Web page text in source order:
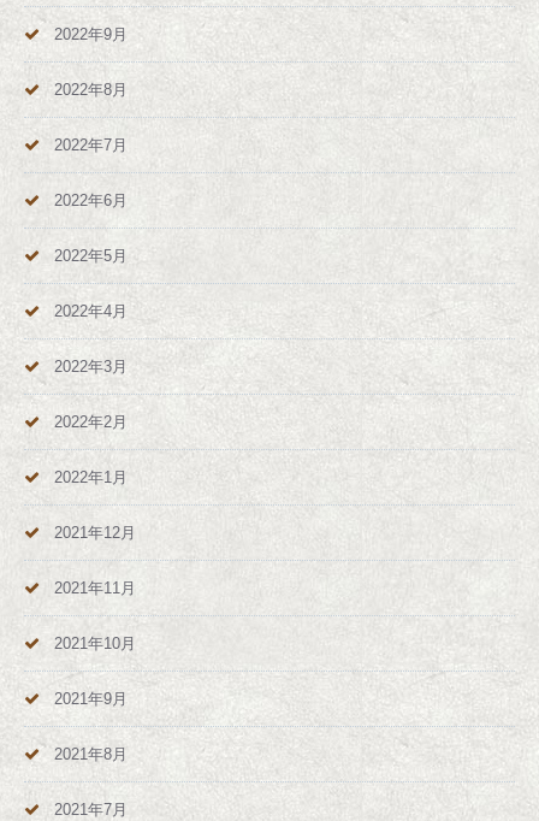
2022年9月
2022年8月
2022年7月
2022年6月
2022年5月
2022年4月
2022年3月
2022年2月
2022年1月
2021年12月
2021年11月
2021年10月
2021年9月
2021年8月
2021年7月